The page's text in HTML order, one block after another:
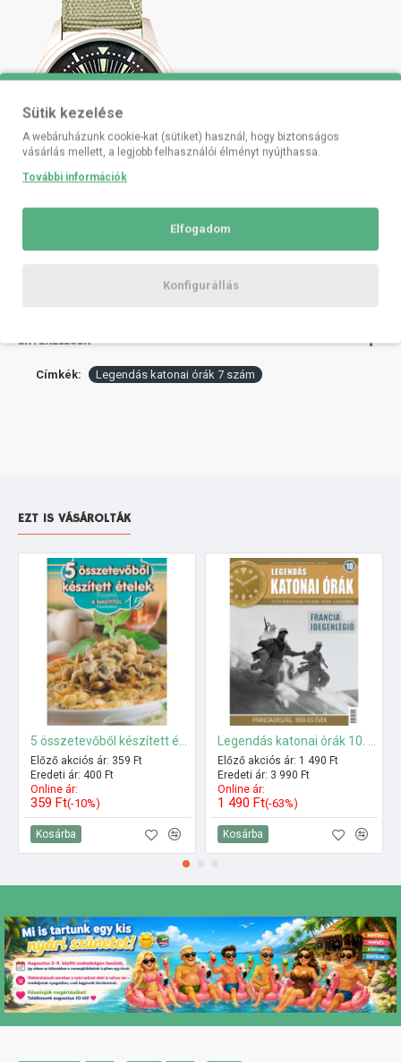
ÉRTÉKELÉSEK
Címkék: Legendás katonai órák 7 szám
EZT IS VÁSÁROLTÁK
Előző akciós ár: 359 Ft
Eredeti ár: 400 Ft
Online ár:
359 Ft(-10%)
Kosárba
Előző akciós ár: 1 490 Ft
Eredeti ár: 3 990 Ft
Online ár:
1 490 Ft(-63%)
Kosárba
Sütik kezelése
A webáruházunk cookie-kat (sütiket) használ, hogy biztonságos
vásárlás mellett, a legjobb felhasználói élményt nyújthassa.
További információk
Elfogadom
Konfigurállás